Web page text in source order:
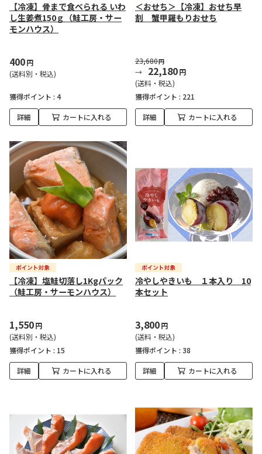
【冷凍】骨まで食べられる いわ
し生姜煮150ｇ（鮭工房・サー
モンハウス）
400円
(送料別・税込)
獲得ポイント : 4
詳細 カートに入れる
＜おせち＞【冷凍】おせち早
割 蟹甲羅もりおせち
23,680円
22,180円
(送料・税込)
獲得ポイント : 221
詳細 カートに入れる
【冷凍】塩鮭切落し1Kgパック
（鮭工房・サーモンハウス）
1,550円
(送料別・税込)
獲得ポイント : 15
詳細 カートに入れる
冷やしやきいも １本入り 10
本セット
3,800円
(送料・税込)
獲得ポイント : 38
詳細 カートに入れる